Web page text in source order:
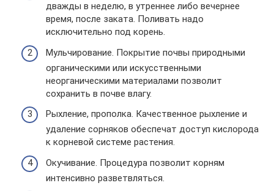
дважды в неделю, в утреннее либо вечернее
время, после заката. Поливать надо
исключительно под корень.
Мульчирование. Покрытие почвы природными
органическими или искусственными
неорганическими материалами позволит
сохранить в почве влагу.
Рыхление, прополка. Качественное рыхление и
удаление сорняков обеспечат доступ кислорода
к корневой системе растения.
Окучивание. Процедура позволит корням
интенсивно разветвляться.